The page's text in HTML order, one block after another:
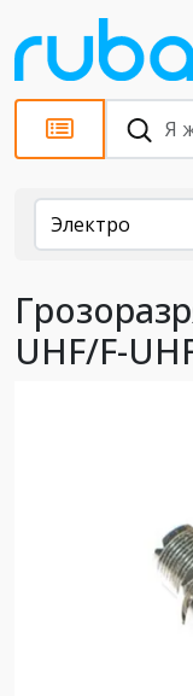
Каталог
Электро
UHF/F-